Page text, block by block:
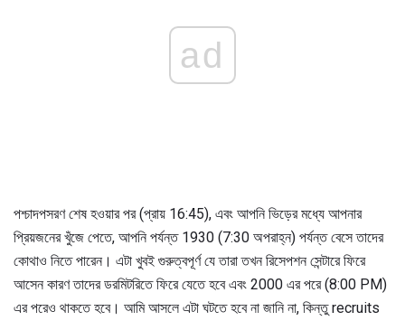
ad
পশ্চাদপসরণ শেষ হওয়ার পর (প্রায় 16:45), এবং আপনি ভিড়ের মধ্যে আপনার
প্রিয়জনের খুঁজে পেতে, আপনি পর্যন্ত 1930 (7:30 অপরাহ্ন) পর্যন্ত বেসে তাদের
কোথাও নিতে পারেন। এটা খুবই গুরুত্বপূর্ণ যে তারা তখন রিসেপশন সেন্টারে ফিরে
আসেন কারণ তাদের ডরমিটরিতে ফিরে যেতে হবে এবং 2000 এর পরে (8:00 PM)
এর পরেও থাকতে হবে। আমি আসলে এটা ঘটতে হবে না জানি না, কিন্তু recruits